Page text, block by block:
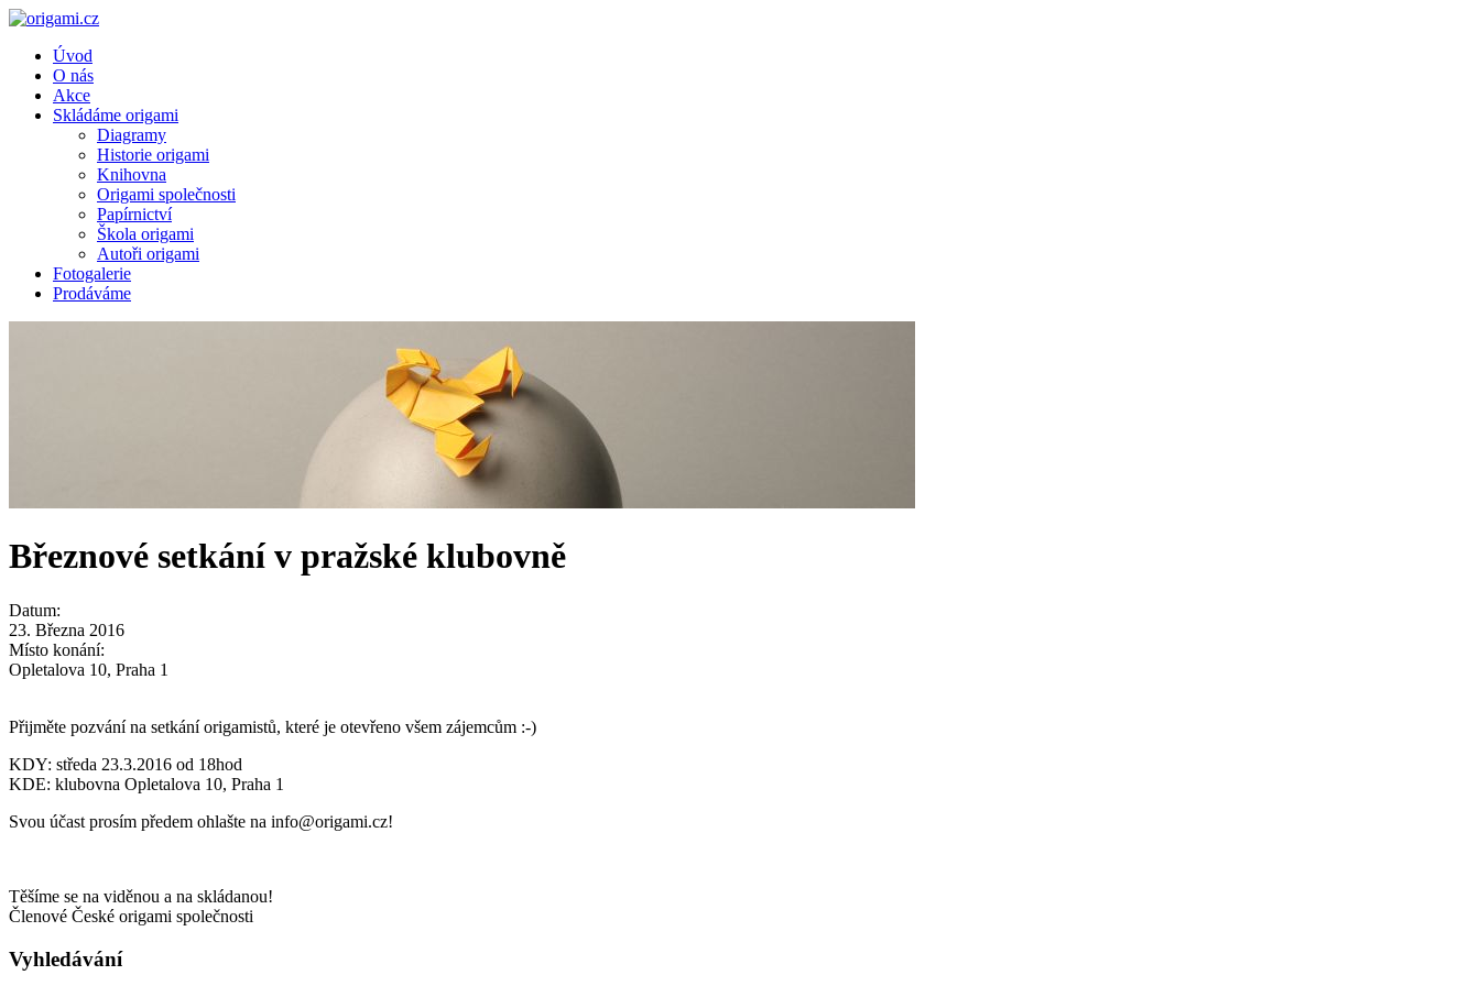
Úvod
O nás
Akce
Skládáme origami
Diagramy
Historie origami
Knihovna
Origami společnosti
Papírnictví
Škola origami
Autoři origami
Fotogalerie
Prodáváme
Březnové setkání v pražské klubovně
Datum:
23. Března 2016
Místo konání:
Opletalova 10, Praha 1
Přijměte pozvání na setkání origamistů, které je otevřeno všem zájemcům :-)
KDY: středa 23.3.2016 od 18hod
KDE: klubovna Opletalova 10, Praha 1
Svou účast prosím předem ohlašte na info@origami.cz!
Těšíme se na viděnou a na skládanou!
Členové České origami společnosti
Vyhledávání